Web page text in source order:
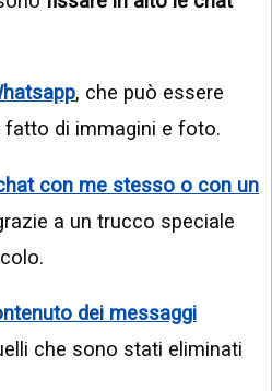
, che può essere
di immagini e foto.
con me stesso o con un
a un trucco speciale
dei messaggi
che sono stati eliminati